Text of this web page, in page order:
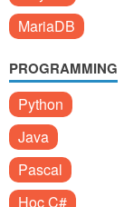
MariaDB
PROGRAMMING
Python
Java
Pascal
Học C#